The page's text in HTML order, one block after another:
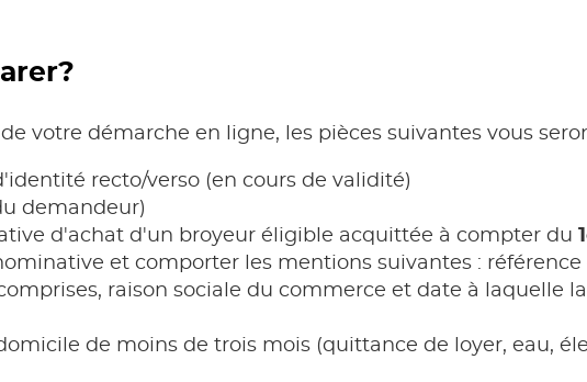
votre démarche en ligne, les pièces suivantes vous
recto/verso (en cours de validité)
demandeur)
d'achat d'un broyeur éligible acquittée à compter du
et comporter les mentions suivantes :
raison sociale du commerce et date à laquelle
de moins de trois mois (quittance de loyer, eau,